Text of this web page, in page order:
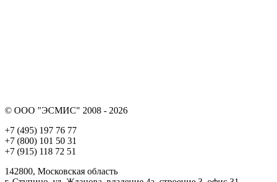
© ООО "ЭСМИС" 2008 - 2026
+7 (495) 197 76 77
+7 (800) 101 50 31
+7 (915) 118 72 51
142800, Московская область